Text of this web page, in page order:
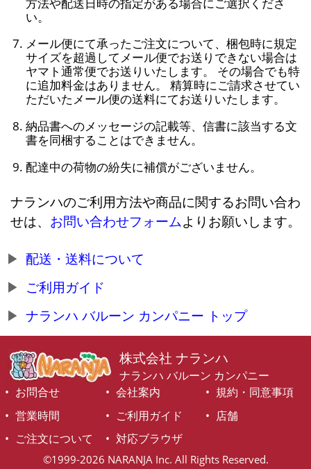
い。
メール便にて承ったご注文について、梱包時に規定
サイズを超過してメール便でお送りできない場合は
ヤマト通常便でお送りいたします。 その場合でも特
に追加料金はありません。 精算時にご請求させてい
ただいたメール便の送料にてお送りいたします。
納品書へのメッセージの記載等、信書に該当する文
書を同梱することはできません。
配達中の荷物の紛失に補償がございません。
ナランハのご利用方法や商品に関するお問い合わ
せは、 お問い合わせフォームよりお願いします。
配送・送料について
ご利用ガイド
ナランハ バルーン カンパニー トップ
株式会社 ナランハ
ナランハ バルーン カンパニー
お問合せ
会社案内
規約・同意事項
営業時間
ご利用ガイド
店舗
ご注文について
対応ブラウザ
©1999-2026 NARANJA Inc. All Rights Reserved.